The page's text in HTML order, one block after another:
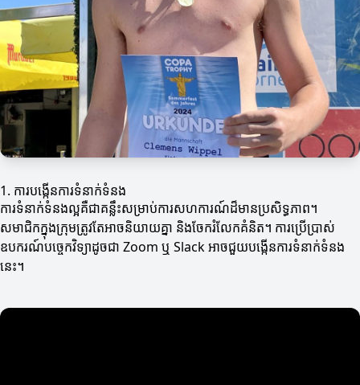
1. ការបង្កើនការទំនាក់ទំនង
ការទំនាក់ទំនងល្អគឺជាគន្លឹះសម្រាប់ការសហការណ៍ដ៏មានប្រសិទ្ធភាព។
សមាជិកក្នុងក្រុមត្រូវតែអាចនិយាយគ្នា និងចែករំលែកគំនិត។ ការប្រើប្រាស់
ឧបករណ៍បច្ចេកវិទ្យាដូចជា Zoom ឬ Slack អាចជួយបង្កើនការទំនាក់ទំនង
នេះ។